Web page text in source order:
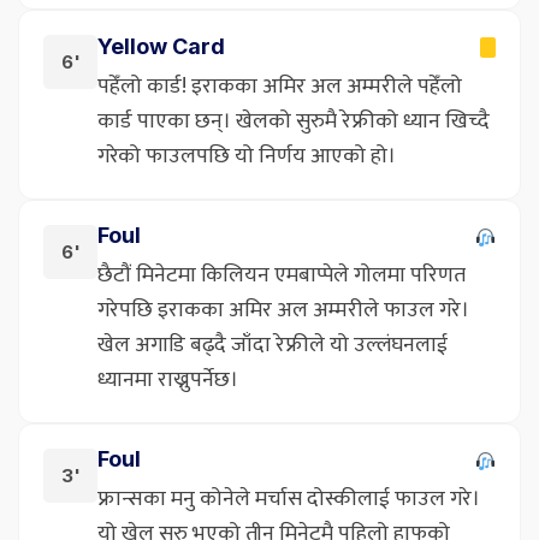
6'
Yellow Card
पहेँलो कार्ड! इराकका अमिर अल अम्मरीले पहेँलो
कार्ड पाएका छन्। खेलको सुरुमै रेफ्रीको ध्यान खिच्दै
गरेको फाउलपछि यो निर्णय आएको हो।
6'
Foul
छैटौं मिनेटमा किलियन एमबाप्पेले गोलमा परिणत
गरेपछि इराकका अमिर अल अम्मरीले फाउल गरे।
खेल अगाडि बढ्दै जाँदा रेफ्रीले यो उल्लंघनलाई
ध्यानमा राख्नुपर्नेछ।
3'
Foul
फ्रान्सका मनु कोनेले मर्चास दोस्कीलाई फाउल गरे।